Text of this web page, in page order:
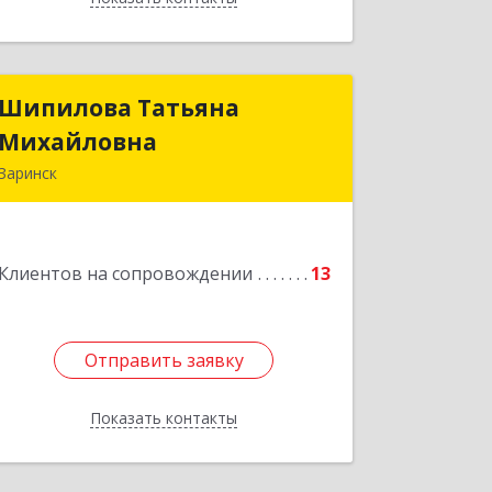
Шипилова Татьяна
Михайловна
Клиентов на сопровождении 13
Отправить заявку
Показать контакты
Шипилова Татьяна
Отправить заявку
Назад